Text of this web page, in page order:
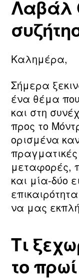
Λαβάλ
Καλημέρα,
Σήμερα
ένα θέμα
και στη
προς το
ορισμένα
μεταφορές,
και μία‑δύο
να μας
Τι
το πρωί